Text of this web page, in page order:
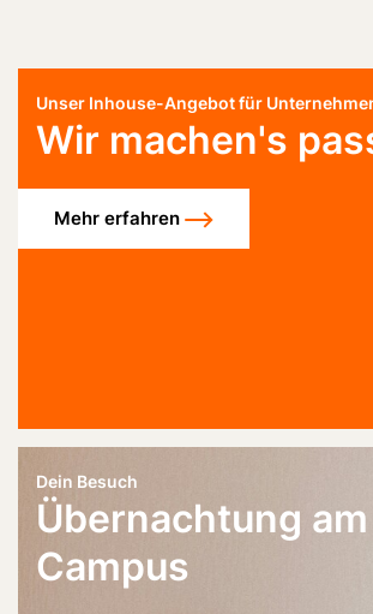
Unser Inhouse-Angebot für
Wir machen's
Mehr erfahren
Dein Besuch
Übernachtung am
Campus